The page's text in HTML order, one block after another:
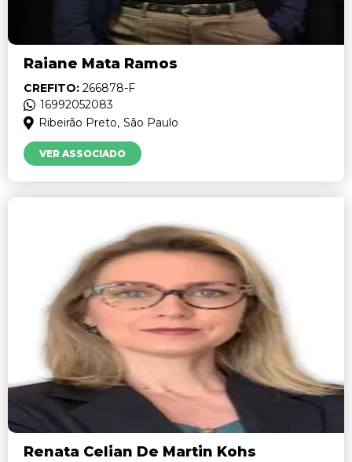
Raiane Mata Ramos
CREFITO: 266878-F
16992052083
Ribeirão Preto, São Paulo
VER ASSOCIADO
Renata Celian De Martin Kohs